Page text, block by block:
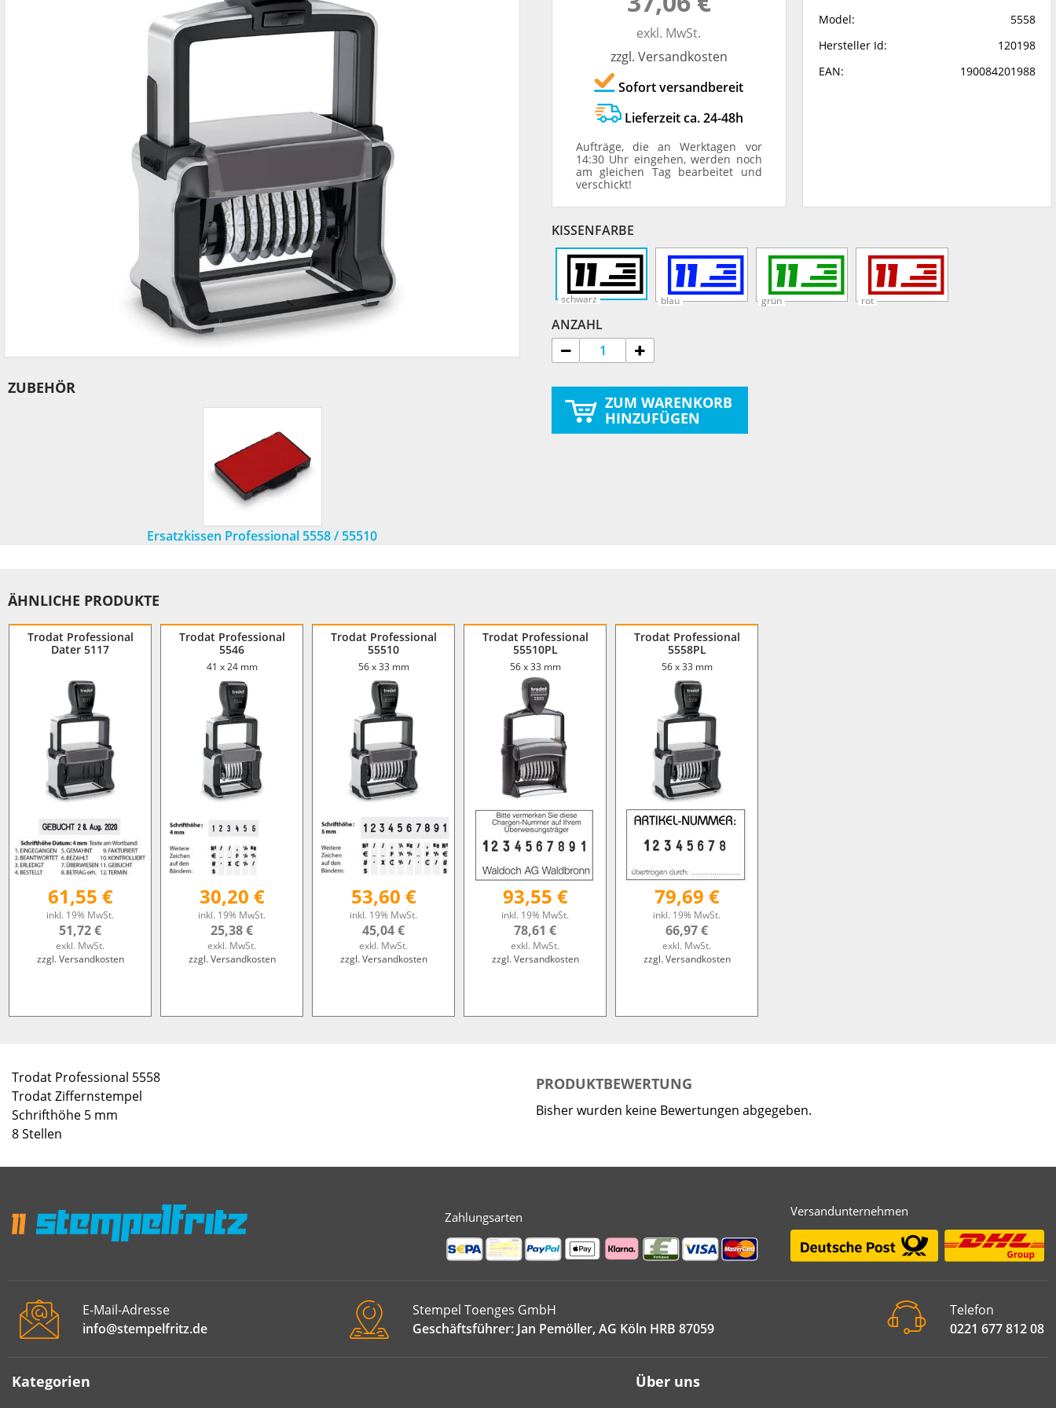
EASYPRINT LINE
PERSONALISIERTE ADRESSSTEMPEL
STEMPELFRITZ IMPRINT LINE SKYBLUE
ZUBEHÖR
Ersatzkissen Professional 5558 / 55510
exkl. MwSt.
zzgl. Versandkosten
Sofort versandbereit
Lieferzeit ca. 24-48h
Aufträge, die an Werktagen vor
14:30 Uhr eingehen, werden noch
am gleichen Tag bearbeitet und
verschickt!
Model:
5558
Hersteller Id:
120198
EAN:
190084201988
KISSENFARBE
schwarz blau grün rot
ANZAHL
ZUM WARENKORB
HINZUFÜGEN
ÄHNLICHE PRODUKTE
Trodat Professional
Dater 5117
61,55 €
inkl. 19% MwSt.
51,72 €
exkl. MwSt.
zzgl. Versandkosten
Trodat Professional
5546
41 x 24 mm
30,20 €
inkl. 19% MwSt.
25,38 €
exkl. MwSt.
zzgl. Versandkosten
Trodat Professional
55510
56 x 33 mm
53,60 €
inkl. 19% MwSt.
45,04 €
exkl. MwSt.
zzgl. Versandkosten
Trodat Professional
55510PL
56 x 33 mm
93,55 €
inkl. 19% MwSt.
78,61 €
exkl. MwSt.
zzgl. Versandkosten
Trodat Professional
5558PL
56 x 33 mm
79,69 €
inkl. 19% MwSt.
66,97 €
exkl. MwSt.
zzgl. Versandkosten
Trodat Professional 5558
Trodat Ziffernstempel
Schrifthöhe 5 mm
8 Stellen
PRODUKTBEWERTUNG
Bisher wurden keine Bewertungen abgegeben.
Zahlungsarten Versandunternehmen
E-Mail-Adresse
info@stempelfritz.de
Stempel Toenges GmbH
Geschäftsführer: Jan Pemöller, AG Köln HRB 87059
Telefon
0221 677 812 08
Kategorien Über uns